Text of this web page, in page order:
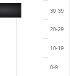
0-9
10-19
20-29
30-39